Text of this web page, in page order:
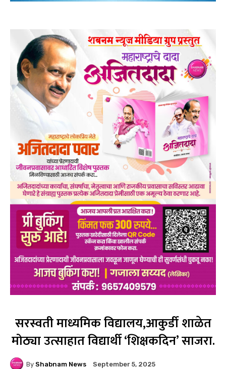
सरस्वती माध्यमिक विद्यालय,आकुर्डी शाळेत
मोठ्या उत्साहात विद्यार्थी ‘शिक्षकदिन’ साजरा.
By Shabnam News September 5, 2025